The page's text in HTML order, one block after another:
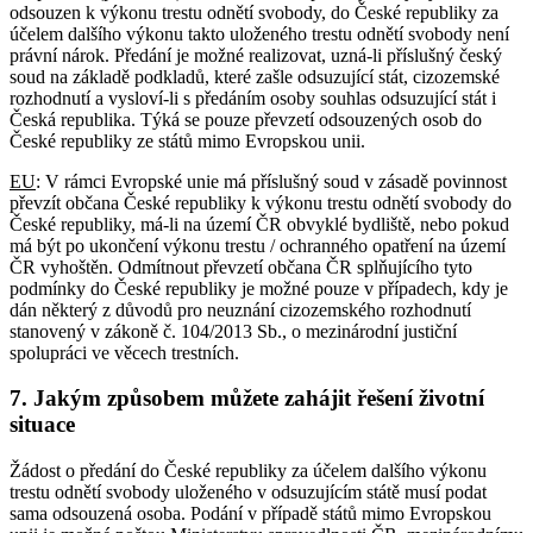
odsouzen k výkonu trestu odnětí svobody, do České republiky za
účelem dalšího výkonu takto uloženého trestu odnětí svobody není
právní nárok. Předání je možné realizovat, uzná-li příslušný český
soud na základě podkladů, které zašle odsuzující stát, cizozemské
rozhodnutí a vysloví-li s předáním osoby souhlas odsuzující stát i
Česká republika. Týká se pouze převzetí odsouzených osob do
České republiky ze států mimo Evropskou unii.
EU: V rámci Evropské unie má příslušný soud v zásadě povinnost
převzít občana České republiky k výkonu trestu odnětí svobody do
České republiky, má-li na území ČR obvyklé bydliště, nebo pokud
má být po ukončení výkonu trestu / ochranného opatření na území
ČR vyhoštěn. Odmítnout převzetí občana ČR splňujícího tyto
podmínky do České republiky je možné pouze v případech, kdy je
dán některý z důvodů pro neuznání cizozemského rozhodnutí
stanovený v zákoně č. 104/2013 Sb., o mezinárodní justiční
spolupráci ve věcech trestních.
7. Jakým způsobem můžete zahájit řešení životní
situace
Žádost o předání do České republiky za účelem dalšího výkonu
trestu odnětí svobody uloženého v odsuzujícím státě musí podat
sama odsouzená osoba. Podání v případě států mimo Evropskou